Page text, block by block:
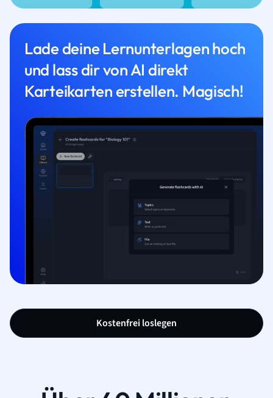
Lade deine Lernunterlagen hoch
und lass dir von AI direkt
Karteikarten erstellen. Magisch!
Kostenfrei loslegen